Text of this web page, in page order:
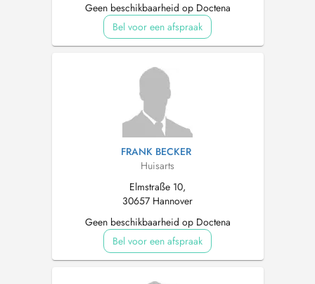
Geen beschikbaarheid op Doctena
Bel voor een afspraak
FRANK BECKER
Huisarts
Elmstraße 10,
30657 Hannover
Geen beschikbaarheid op Doctena
Bel voor een afspraak